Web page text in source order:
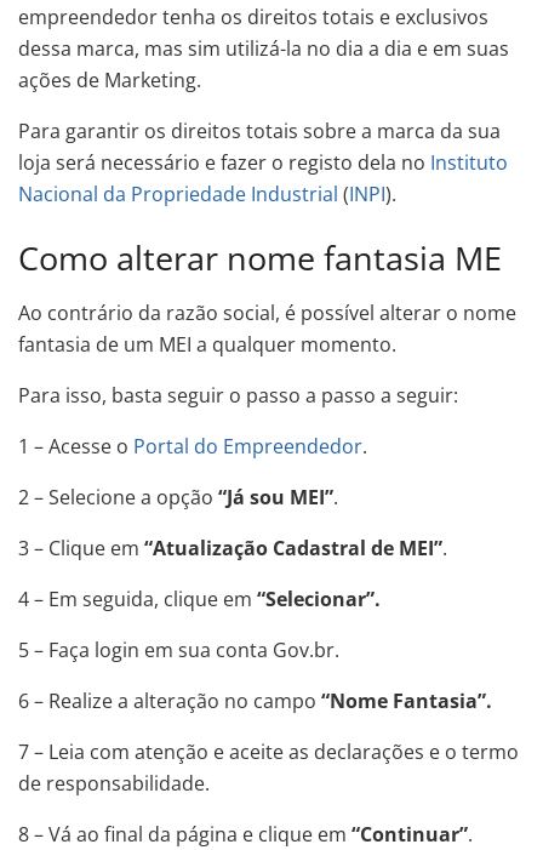
empreendedor tenha os direitos totais e exclusivos
dessa marca, mas sim utilizá-la no dia a dia e em suas
ações de Marketing.
Para garantir os direitos totais sobre a marca da sua
loja será necessário e fazer o registo dela no Instituto
Nacional da Propriedade Industrial (INPI).
Como alterar nome fantasia ME
Ao contrário da razão social, é possível alterar o nome
fantasia de um MEI a qualquer momento.
Para isso, basta seguir o passo a passo a seguir:
1 – Acesse o Portal do Empreendedor.
2 – Selecione a opção “Já sou MEI”.
3 – Clique em “Atualização Cadastral de MEI”.
4 – Em seguida, clique em “Selecionar”.
5 – Faça login em sua conta Gov.br.
6 – Realize a alteração no campo “Nome Fantasia”.
7 – Leia com atenção e aceite as declarações e o termo
de responsabilidade.
8 – Vá ao final da página e clique em “Continuar”.